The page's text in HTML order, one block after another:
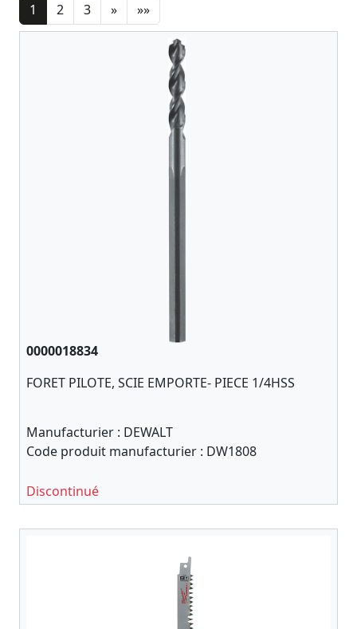
1 2 3 » »»
0000018834
FORET PILOTE, SCIE EMPORTE- PIECE 1/4HSS
Manufacturier : DEWALT
Code produit manufacturier : DW1808
Discontinué